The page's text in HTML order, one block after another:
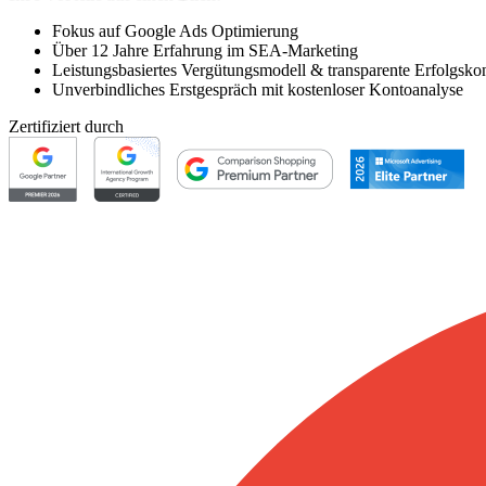
Fokus auf Google Ads Optimierung
Über 12 Jahre Erfahrung im SEA-Marketing
Leistungsbasiertes Vergütungsmodell & transparente
Unverbindliches Erstgespräch mit kostenloser Kontoanalyse
Zertifiziert durch